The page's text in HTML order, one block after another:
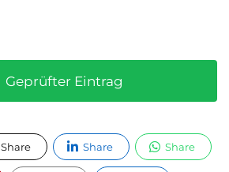
Geprüfter Eintrag
Share Share Share